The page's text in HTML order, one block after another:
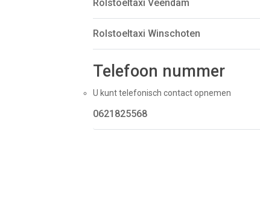
Rolstoeltaxi Veendam
Rolstoeltaxi Winschoten
Telefoon nummer
U kunt telefonisch contact opnemen
0621825568